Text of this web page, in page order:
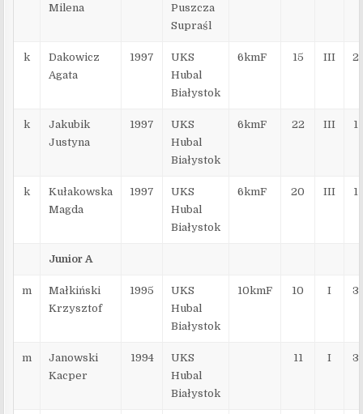
Milena
Puszcza
Supraśl
k
Dakowicz
Agata
1997
UKS
Hubal
Białystok
6kmF 15 III 2
k
Jakubik
Justyna
1997
UKS
Hubal
Białystok
6kmF 22 III 1
k
Kułakowska
Magda
1997
UKS
Hubal
Białystok
6kmF 20 III 1
Junior A
m
Małkiński
Krzysztof
1995
UKS
Hubal
Białystok
10kmF 10 I 3
m
Janowski
Kacper
1994
UKS
Hubal
Białystok
11 I 3